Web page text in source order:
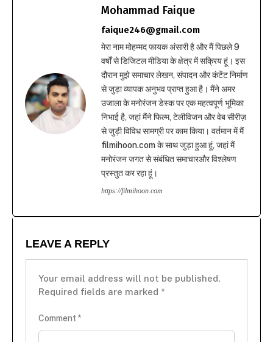
Mohammad Faique
faique246@gmail.com
मेरा नाम मोहम्मद फायक अंसारी है और मैं पिछले 9
वर्षों से डिजिटल मीडिया के क्षेत्र में सक्रिय हूं। इस
दौरान मुझे समाचार लेखन, संपादन और कंटेंट निर्माण
से जुड़ा व्यापक अनुभव प्राप्त हुआ है। मैंने अमर
उजाला के मनोरंजन डेस्क पर एक महत्वपूर्ण भूमिका
निभाई है, जहां मैंने फिल्म, टेलीविजन और वेब सीरीज़
से जुड़ी विविध सामग्री पर काम किया। वर्तमान में मैं
filmihoon.com के साथ जुड़ा हुआ हूं, जहां मैं
मनोरंजन जगत से संबंधित समाचारऔर विश्लेषण
प्रस्तुत कर रहा हूं।
https://filmihoon.com
LEAVE A REPLY
Your email address will not be published.
Required fields are marked *
Comment *